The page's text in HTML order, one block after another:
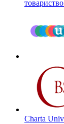
Charta